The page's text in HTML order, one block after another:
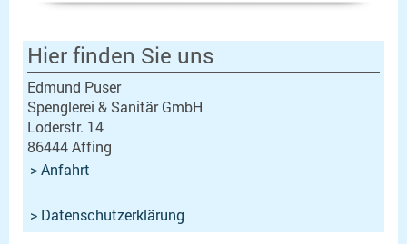
Hier finden Sie uns
Edmund Puser
Spenglerei & Sanitär GmbH
Loderstr. 14
86444 Affing
> Anfahrt
> Datenschutzerklärung